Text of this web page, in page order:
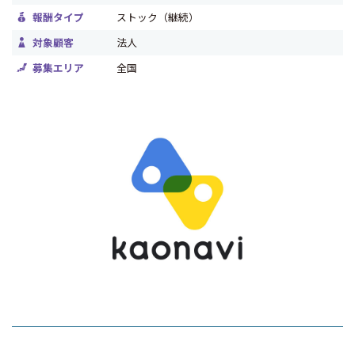
報酬タイプ
ストック（継続）
対象顧客
法人
募集エリア
全国